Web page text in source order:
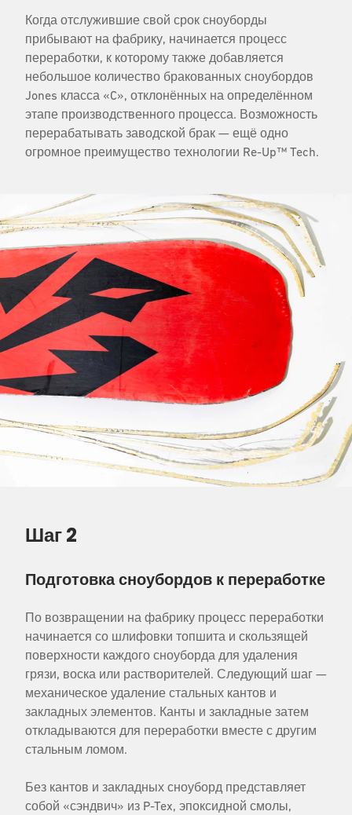
Когда отслужившие свой срок сноуборды
прибывают на фабрику, начинается процесс
переработки, к которому также добавляется
небольшое количество бракованных сноубордов
Jones класса «C», отклонённых на определённом
этапе производственного процесса. Возможность
перерабатывать заводской брак — ещё одно
огромное преимущество технологии Re-Up™ Tech.
Шаг 2
Подготовка сноубордов к переработке
По возвращении на фабрику процесс переработки
начинается со шлифовки топшита и скользящей
поверхности каждого сноуборда для удаления
грязи, воска или растворителей. Следующий шаг —
механическое удаление стальных кантов и
закладных элементов. Канты и закладные затем
откладываются для переработки вместе с другим
стальным ломом.
Без кантов и закладных сноуборд представляет
собой «сэндвич» из P-Tex, эпоксидной смолы,